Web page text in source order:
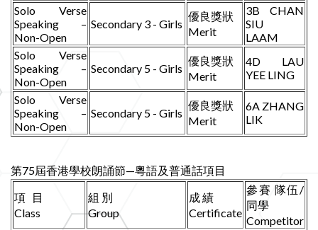
Solo Verse
Speaking –
Non-Open
Secondary 3 - Girls
優良獎狀
Merit
3B CHAN
SIU
LAAM
Solo Verse
Speaking –
Non-Open
Secondary 5 - Girls
優良獎狀
Merit
4D LAU
YEE LING
Solo Verse
Speaking –
Non-Open
Secondary 5 - Girls
優良獎狀
Merit
6A ZHANG
LIK
第75屆香港學校朗誦節—粵語及普通話項目
項 目
Class
組 別
Group
成 績
Certificate
參賽 隊伍/
同學
Competitor